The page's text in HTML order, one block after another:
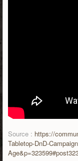
Source : https://
Tabletop-DnD-